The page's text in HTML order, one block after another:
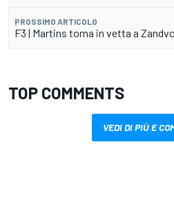
PROSSIMO ARTICOLO
F3 | Martins torna in vetta a
TOP COMMENTS
VEDI DI PIÙ E